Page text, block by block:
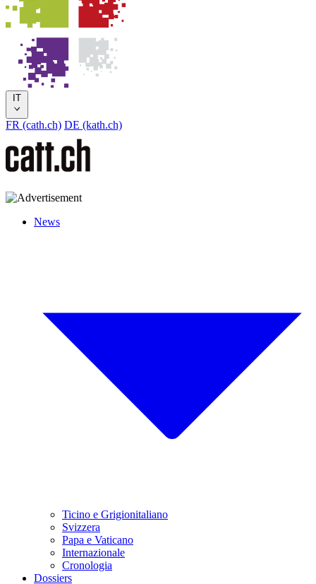
IT
FR (cath.ch) DE (kath.ch)
News
Ticino e Grigionitaliano
Svizzera
Papa e Vaticano
Internazionale
Cronologia
Dossiers